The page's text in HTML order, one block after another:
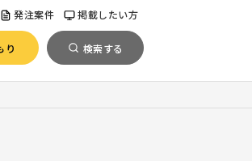
発注案件 掲載したい方
り 検索する